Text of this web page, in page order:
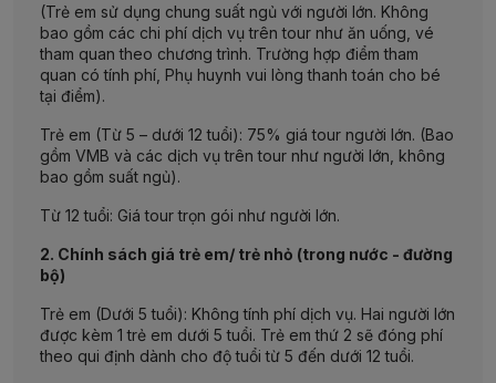
(Trẻ em sử dụng chung suất ngủ với người lớn. Không
bao gồm các chi phí dịch vụ trên tour như ăn uống, vé
tham quan theo chương trình. Trường hợp điểm tham
quan có tính phí, Phụ huynh vui lòng thanh toán cho bé
tại điểm).
Trẻ em (Từ 5 – dưới 12 tuổi): 75% giá tour người lớn. (Bao
gồm VMB và các dịch vụ trên tour như người lớn, không
bao gồm suất ngủ).
Từ 12 tuổi: Giá tour trọn gói như người lớn.
2. Chính sách giá trẻ em/ trẻ nhỏ (trong nước - đường
bộ)
Trẻ em (Dưới 5 tuổi): Không tính phí dịch vụ. Hai người lớn
được kèm 1 trẻ em dưới 5 tuổi. Trẻ em thứ 2 sẽ đóng phí
theo qui định dành cho độ tuổi từ 5 đến dưới 12 tuổi.